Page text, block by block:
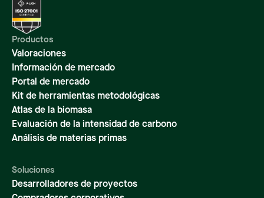
Productos
Valoraciones
Información de mercado
Portal de mercado
Kit de herramientas metodológicas
Atlas de la biomasa
Evaluación de la intensidad de carbono
Análisis de materias primas
Soluciones
Desarrolladores de proyectos